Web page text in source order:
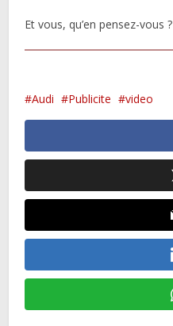
Et vous, qu’en pensez-vous ?
Audi Publicite video